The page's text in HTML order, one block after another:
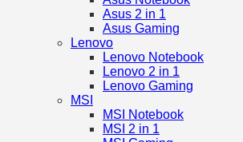
Asus 2 in 1
Asus Gaming
Lenovo
Lenovo Notebook
Lenovo 2 in 1
Lenovo Gaming
MSI
MSI Notebook
MSI 2 in 1